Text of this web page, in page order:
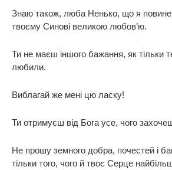
Знаю також, люба Ненько, що я
твоєму Синові великою любов’ю.
Ти не маєш іншого бажання, як тільки
любили.
Виблагай же мені цю ласку!
Ти отримуєш від Бога усе, чого
Не прошу земного добра, почестей і
тільки того, чого й твоє Серце